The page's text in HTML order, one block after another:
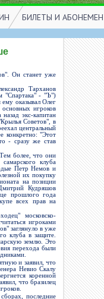
болельщиков
фирменной
БИЛЕТЫ И
Карта болельщика
Билеты и абонементы
Билеты на Яндекс
Он станет уже
Тарханов
"Спартака" - "Ъ")
оказывал Олег
игроков
экс-капитан
Советов", в
центральный
конкретно: "Этот
- сразу же став
более, что они
клуба
Петр Немов и
их покупку
на позиции
Кудряшов
прошлого года
всех прав на
московско-
игроками
заглянуло в уже
клуба в защите.
землю. Это
перехода были
и заявил, что
Невио Скалу
коренной
что бразилец
последние